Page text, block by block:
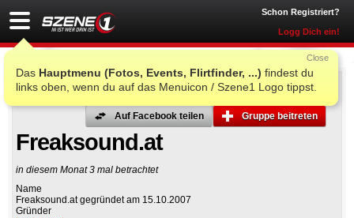
Schon Registriert?
Logg Dich ein!
Das Hauptmenu (Fotos, Events, Flirtfinder, ...) findest du
links oben, wenn du auf das Menuicon / Szene1 Logo tippst.
Close
Gruppe beitreten
Auf Facebook teilen
Freaksound.at
in diesem Monat 3 mal betrachtet
Name
Freaksound.at gegründet am 15.10.2007
Gründer